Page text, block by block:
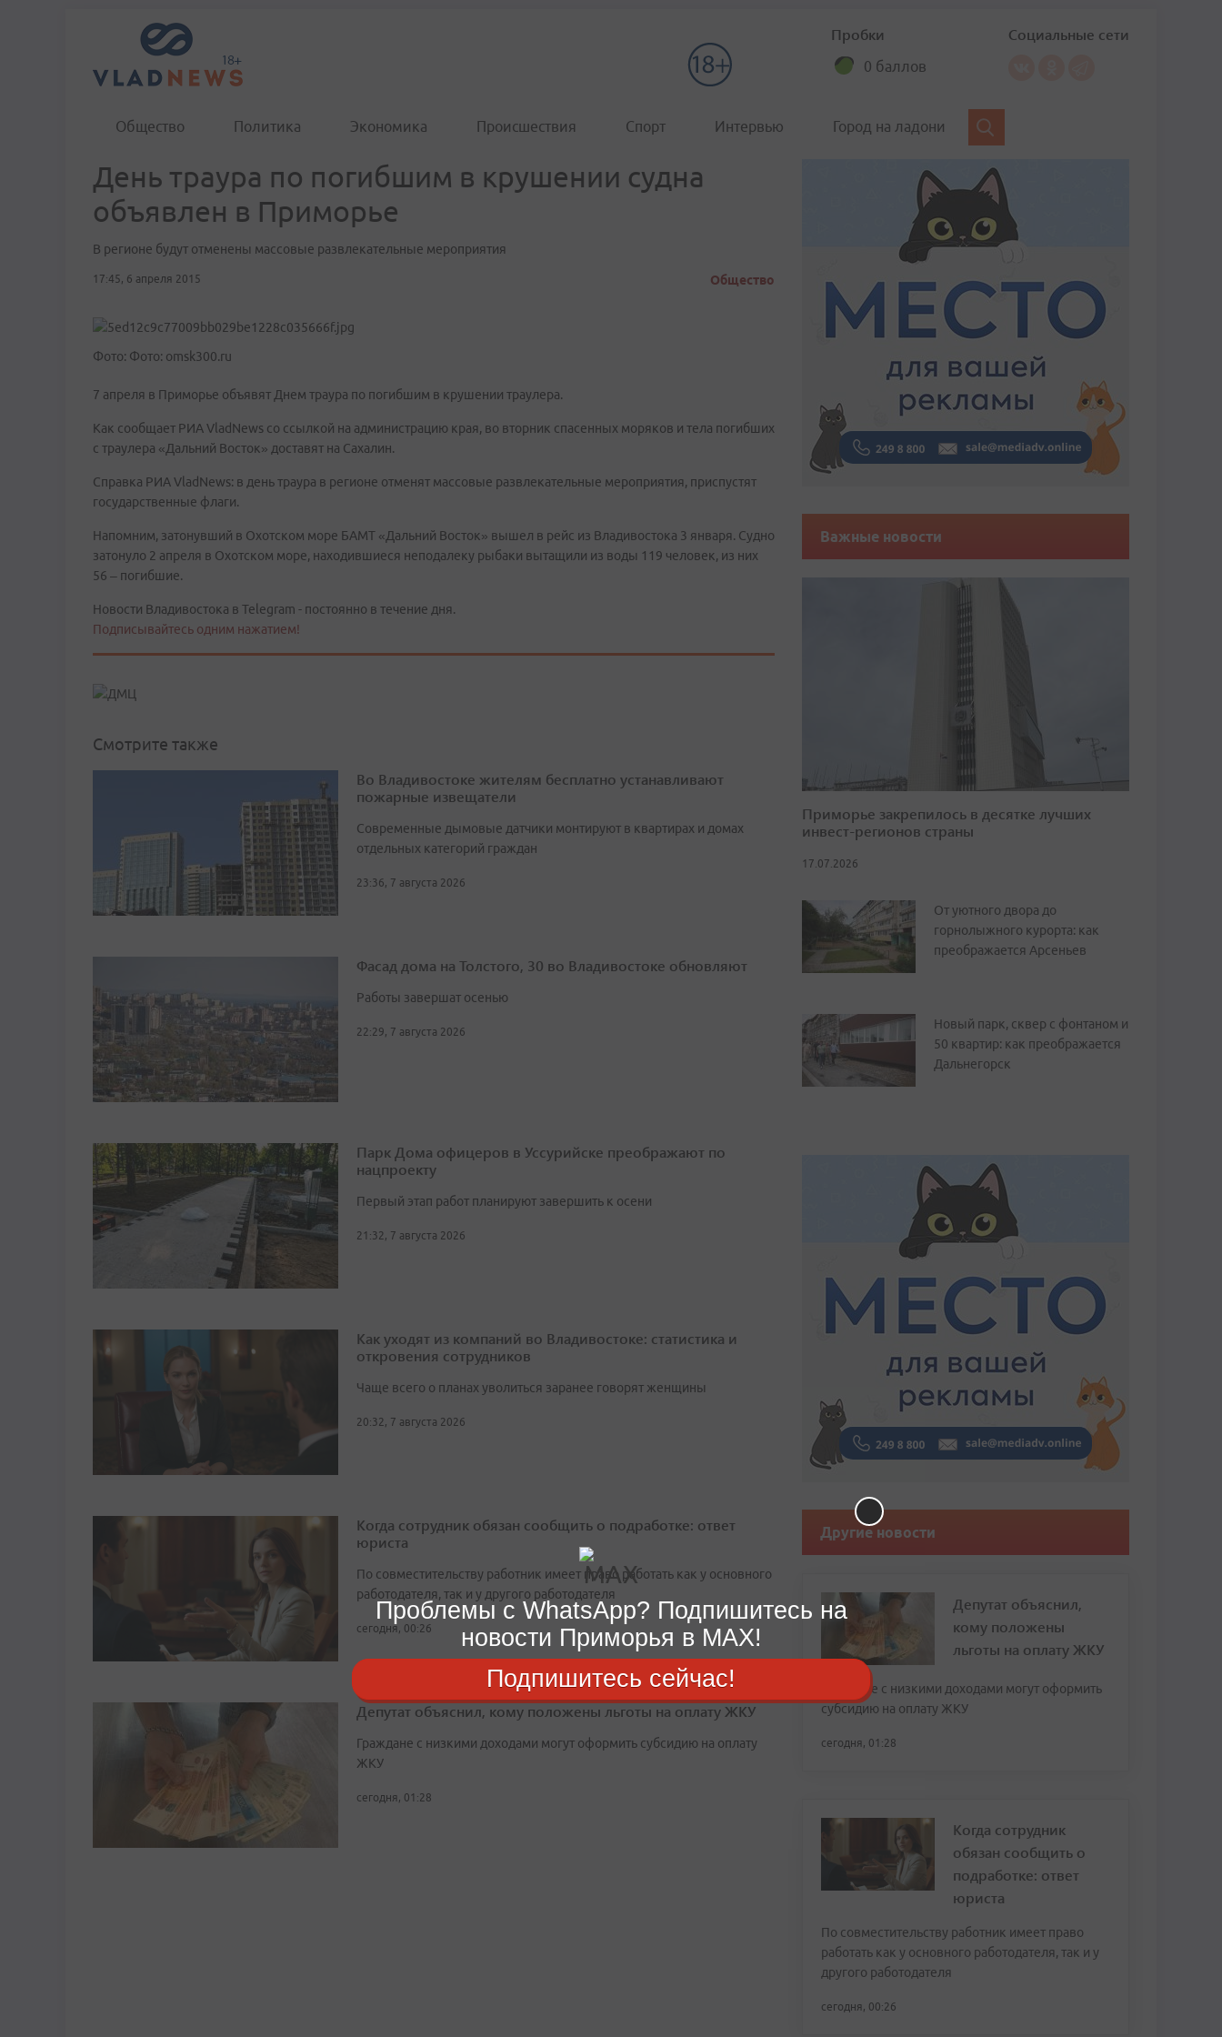
Пробки
0 баллов
Социальные сети
Общество Политика Экономика Происшествия Спорт Интервью Город на ладони
День траура по погибшим в крушении судна
объявлен в Приморье
В регионе будут отменены массовые развлекательные мероприятия
17:45, 6 апреля 2015 Общество
Фото: Фото: omsk300.ru
7 апреля в Приморье объявят Днем траура по погибшим в крушении траулера.
Как сообщает РИА VladNews со ссылкой на администрацию края, во вторник спасенных моряков и тела погибших
с траулера «Дальний Восток» доставят на Сахалин.
Справка РИА VladNews: в день траура в регионе отменят массовые развлекательные мероприятия, приспустят
государственные флаги.
Напомним, затонувший в Охотском море БАМТ «Дальний Восток» вышел в рейс из Владивостока 3 января. Судно
затонуло 2 апреля в Охотском море, находившиеся неподалеку рыбаки вытащили из воды 119 человек, из них
56 – погибшие.
Новости Владивостока в Telegram - постоянно в течение дня.
Подписывайтесь одним нажатием!
Смотрите также
Во Владивостоке жителям бесплатно устанавливают
пожарные извещатели
Современные дымовые датчики монтируют в квартирах и домах
отдельных категорий граждан
23:36, 7 августа 2026
Фасад дома на Толстого, 30 во Владивостоке обновляют
Работы завершат осенью
22:29, 7 августа 2026
Парк Дома офицеров в Уссурийске преображают по
нацпроекту
Первый этап работ планируют завершить к осени
21:32, 7 августа 2026
Как уходят из компаний во Владивостоке: статистика и
откровения сотрудников
Чаще всего о планах уволиться заранее говорят женщины
20:32, 7 августа 2026
Когда сотрудник обязан сообщить о подработке: ответ
юриста
По совместительству работник имеет право работать как у основного
работодателя, так и у другого работодателя
сегодня, 00:26
Депутат объяснил, кому положены льготы на оплату ЖКУ
Граждане с низкими доходами могут оформить субсидию на оплату
ЖКУ
сегодня, 01:28
Важные новости
Приморье закрепилось в десятке лучших
инвест-регионов страны
17.07.2026
От уютного двора до
горнолыжного курорта: как
преображается Арсеньев
Новый парк, сквер с фонтаном и
50 квартир: как преображается
Дальнегорск
Другие новости
Депутат объяснил,
кому положены
льготы на оплату ЖКУ
Граждане с низкими доходами могут оформить
субсидию на оплату ЖКУ
сегодня, 01:28
Когда сотрудник
обязан сообщить о
подработке: ответ
юриста
По совместительству работник имеет право
работать как у основного работодателя, так и у
другого работодателя
сегодня, 00:26
Проблемы с WhatsApp? Подпишитесь на
новости Приморья в MAX!
Подпишитесь сейчас!